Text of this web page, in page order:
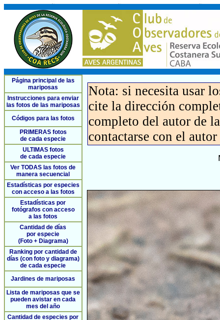
Página principal de las
mariposas
Instrucciones para enviar
las fotos de las mariposas
Códigos para las fotos
PRIMERAS fotos
de cada especie
ULTIMAS fotos
de cada especie
Ver TODAS las fotos de
manera secuencial
Estadísticas por especies
con acceso a las fotos
Estadísticas por
fotógrafos con acceso
a las fotos
Cantidad de días
por especie
(Foto + Diagrama)
Ranking por cantidad de
días (con foto y diagrama)
de cada especie
Jardines de mariposas
Lista de mariposas que se
pueden avistar en cada
mes del año
Cantidad de especies por
Nota: si necesita usar
cite la dirección
completo del autor de
contactarse con el